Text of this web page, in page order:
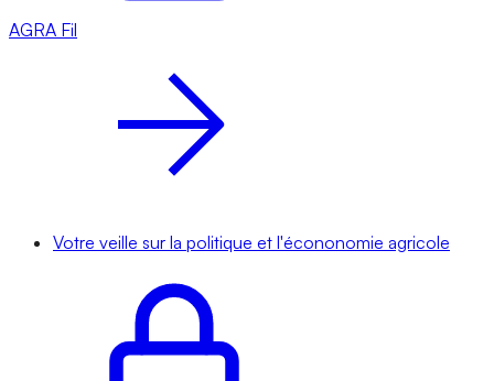
AGRA Fil
Votre veille sur la politique et l'écononomie agricole